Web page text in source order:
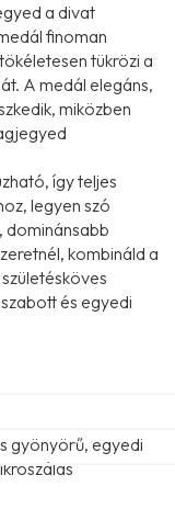
a divat
finoman
tükrözi a
A medál elegáns,
miközben
így teljes
legyen szó
dominánsabb
kombináld a
és egyedi
gyönyörű, egyedi